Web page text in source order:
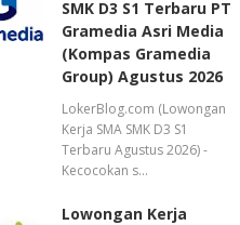
SMK D3 S1 Terbaru PT
Gramedia Asri Media
(Kompas Gramedia
Group) Agustus 2026
LokerBlog.com (Lowongan
Kerja SMA SMK D3 S1
Terbaru Agustus 2026) -
Kecocokan s…
Lowongan Kerja